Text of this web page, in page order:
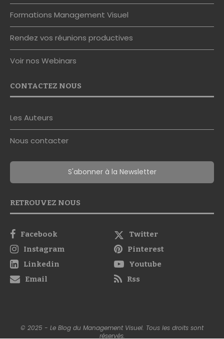
Formations Management Visuel
Rendez vos réunions productives
Voir nos Webinars
CONTACTEZ NOUS
Les Auteurs
Nous contacter
S'abonner à la Newsletter
RETROUVEZ NOUS
Facebook
Twitter
Instagram
Pinterest
Linkedin
Youtube
Email
Rss
© 2025 - Le Blog du Management Visuel. Tous les droits sont
réservés.